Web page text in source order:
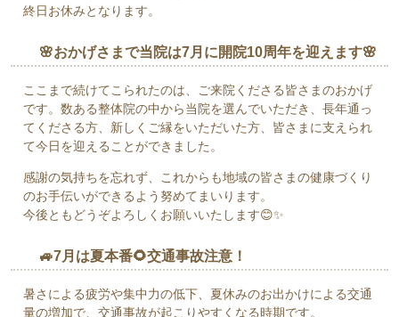
終日お休みとなります。
🌸おかげさまで当院は7月に開院10周年を迎えます🌸
ここまで続けてこられたのは、ご来院くださる皆さまのおかげ
です。数ある整体院の中から当院を選んでいただき、長年通っ
てくださる方、新しくご縁をいただいた方、皆さまに支えられ
て今日を迎えることができました。
感謝の気持ちを忘れず、これからも地域の皆さまの健康づくり
のお手伝いができるよう努めてまいります。
今後ともどうぞよろしくお願いいたします😊✨
🚙7月は夏本番🌻交通事故注意！
暑さによる疲労や集中力の低下、夏休みのお出かけによる交通
量の増加で、交通事故が起こりやすくなる時期です。